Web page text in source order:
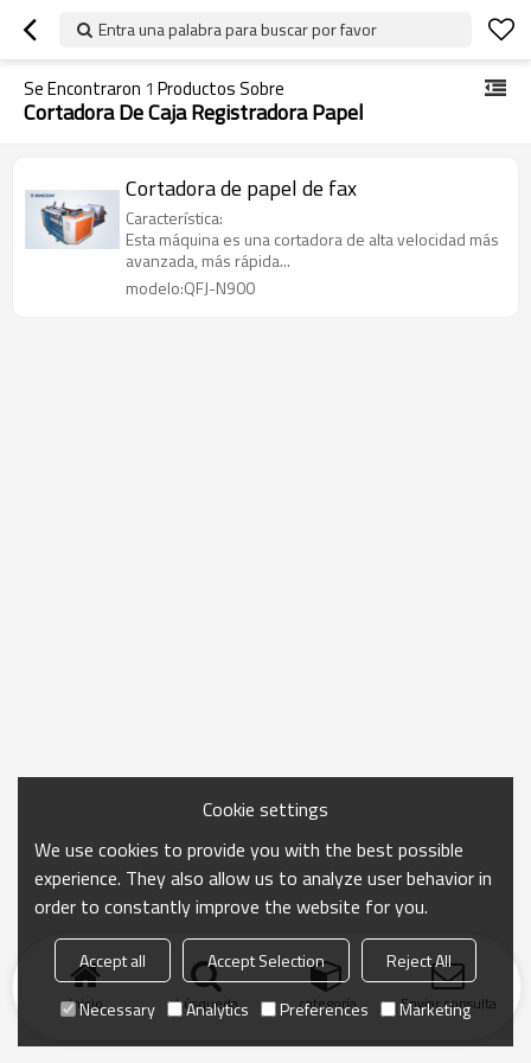
Entra una palabra para buscar por favor
Se Encontraron 1 Productos Sobre
Cortadora De Caja Registradora Papel
Cortadora de papel de fax
Característica:
Esta máquina es una cortadora de alta velocidad más
avanzada, más rápida...
modelo:QFJ-N900
Inicio búsqueda categoría Enviar consulta
Cookie settings
We use cookies to provide you with the best possible
experience. They also allow us to analyze user behavior in
order to constantly improve the website for you.
Accept all Accept Selection
Reject All
Necessary
Analytics Preferences Marketing